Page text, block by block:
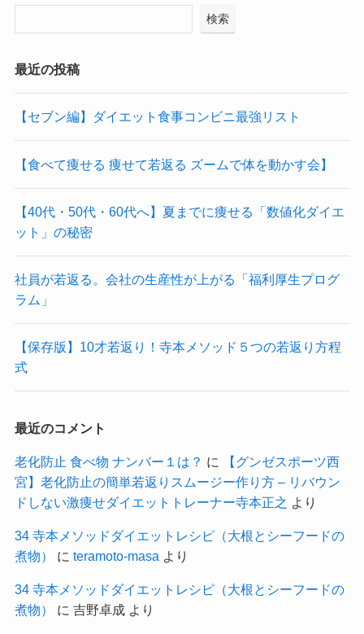
検索
最近の投稿
【セブン編】ダイエット食事コンビニ最強リスト
【食べて痩せる 痩せて若返る ズームで体を動かす会】
【40代・50代・60代へ】夏までに痩せる「数値化ダイエ
ット」の秘密
社員が若返る。会社の生産性が上がる「福利厚生プログ
ラム」
【保存版】10才若返り！寺本メソッド５つの若返り方程
式
最近のコメント
老化防止 食べ物 ナンバー１は？ に
【グンゼスポーツ西
宮】老化防止の簡単若返りスムージー作り方 – リバウン
ドしない激痩せダイエットトレーナー寺本正之 より
34 寺本メソッドダイエットレシピ（大根とシーフードの
煮物）
に teramoto-masa より
34 寺本メソッドダイエットレシピ（大根とシーフードの
煮物）
に 吉野卓成より